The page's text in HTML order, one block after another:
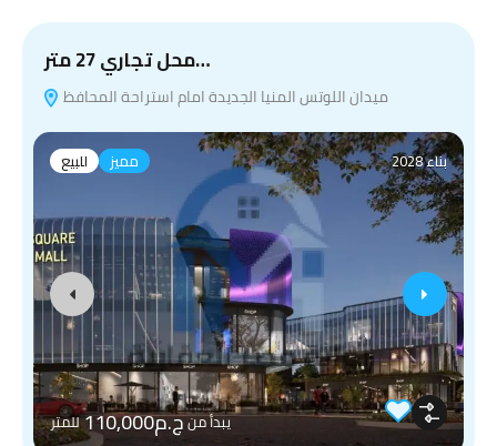
محل تجاري 27 متر…
ميدان اللوتس المنيا الجديدة امام استراحة المحافظ
للبيع مميز بناء 2028
يبدأ منج.م110,000 للمتر